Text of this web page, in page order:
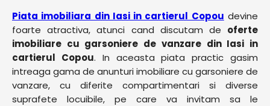
Piata imobiliara din Iasi in cartierul Copou devine
foarte atractiva, atunci cand discutam de oferte
imobiliare cu garsoniere de vanzare din Iasi in
cartierul Copou. In aceasta piata practic gasim
intreaga gama de anunturi imobiliare cu garsoniere de
vanzare, cu diferite compartimentari si diverse
suprafete locuibile, pe care va invitam sa le